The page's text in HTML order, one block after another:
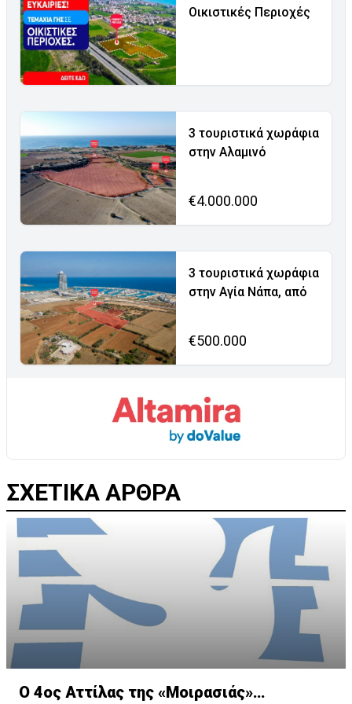
Οικιστικές Περιοχές
3 τουριστικά χωράφια
στην Αλαμινό
€4.000.000
3 τουριστικά χωράφια
στην Αγία Νάπα, από
€500.000
ΣΧΕΤΙΚΑ ΑΡΘΡΑ
Ο 4ος Αττίλας της «Μοιρασιάς»…